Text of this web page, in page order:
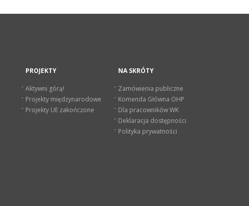
PROJEKTY
Aktywni górą!
Projekty międzynarodowe
Projekty UE zakończone
NA SKRÓTY
Zamówienia publiczne
Komenda Główna OHP
Dla pracowników WK
Deklaracja dostępności
Polityka prywatności